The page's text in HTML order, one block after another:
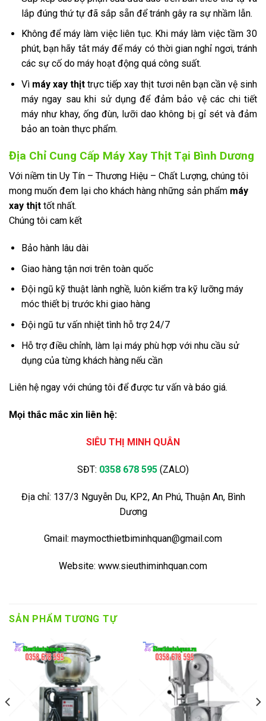
lắp đúng thứ tự đã sắp sẵn để tránh gây ra sự nhầm lẫn.
Không để máy làm việc liên tục. Khi máy làm việc tầm 30
phút, bạn hãy tắt máy để máy có thời gian nghỉ ngơi, tránh
các sự cố do máy hoạt động quá công suất.
Vì máy xay thịt trực tiếp xay thịt tươi nên bạn cần vệ sinh
máy ngay sau khi sử dụng để đảm bảo vệ các chi tiết
máy như khay, ống đùn, lưỡi dao không bị gỉ sét và đảm
bảo an toàn thực phẩm.
Địa Chỉ Cung Cấp Máy Xay Thịt Tại Bình Dương
Với niềm tin Uy Tín – Thương Hiệu – Chất Lượng, chúng tôi
mong muốn đem lại cho khách hàng những sản phẩm máy
xay thịt tốt nhất.
Chúng tôi cam kết
Bảo hành lâu dài
Giao hàng tận nơi trên toàn quốc
Đội ngũ kỹ thuật lành nghề, luôn kiểm tra kỹ lưỡng máy
móc thiết bị trước khi giao hàng
Đội ngũ tư vấn nhiệt tình hỗ trợ 24/7
Hỗ trợ điều chỉnh, làm lại máy phù hợp với nhu cầu sử
dụng của từng khách hàng nếu cần
Liên hệ ngay với chúng tôi để được tư vấn và báo giá.
Mọi thắc mắc xin liên hệ:
SIÊU THỊ MINH QUÂN
SĐT: 0358 678 595 (ZALO)
Địa chỉ: 137/3 Nguyễn Du, KP2, An Phú, Thuận An, Bình
Dương
Gmail: maymocthietbiminhquan@gmail.com
Website: www.sieuthiminhquan.com
SẢN PHẨM TƯƠNG TỰ